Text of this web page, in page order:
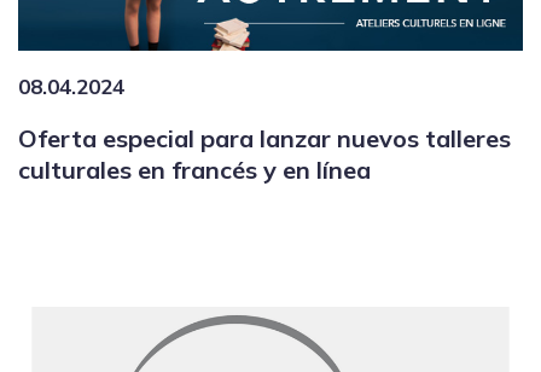
08.04.2024
Oferta especial para lanzar nuevos talleres
culturales en francés y en línea